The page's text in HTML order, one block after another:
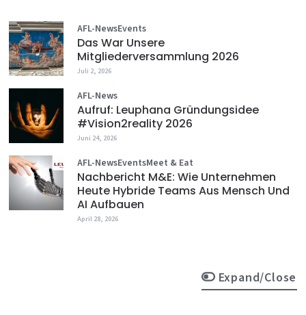
AFL-NewsEvents
Das War Unsere
Mitgliederversammlung 2026
Juli 2, 2026
AFL-News
Aufruf: Leuphana Gründungsidee
#vision2reality 2026
Juni 24, 2026
AFL-NewsEventsMeet & Eat
Nachbericht M&E: Wie Unternehmen
Heute Hybride Teams Aus Mensch Und
AI Aufbauen
April 28, 2026
Expand/Close